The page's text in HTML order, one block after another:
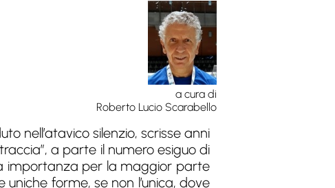
a cura di
Roberto Lucio Scarabello
nell’atavico silenzio, scrisse anni
a parte il numero esiguo di
importanza per la maggior parte
forme, se non l’unica, dove